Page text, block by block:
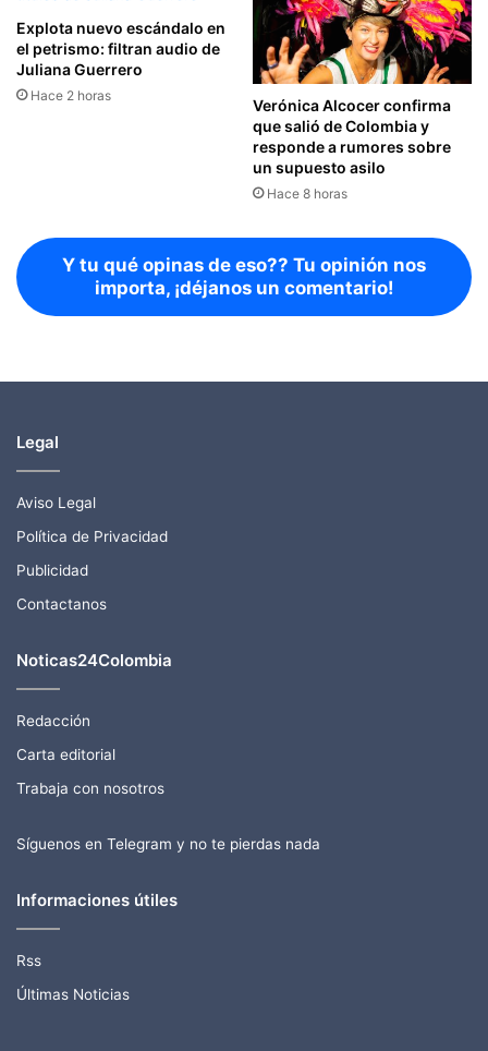
Explota nuevo escándalo en
el petrismo: filtran audio de
Juliana Guerrero
Hace 2 horas
Verónica Alcocer confirma
que salió de Colombia y
responde a rumores sobre
un supuesto asilo
Hace 8 horas
Y tu qué opinas de eso?? Tu opinión nos
importa, ¡déjanos un comentario!
Legal
Aviso Legal
Política de Privacidad
Publicidad
Contactanos
Noticas24Colombia
Redacción
Carta editorial
Trabaja con nosotros
Síguenos en Telegram y no te pierdas nada
Informaciones útiles
Rss
Últimas Noticias